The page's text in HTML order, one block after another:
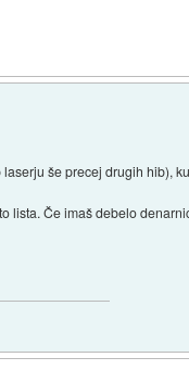
še precej drugih hib),
lista. Če imaš debelo